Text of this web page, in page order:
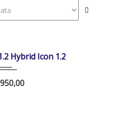
Hybrid Icon 1.2